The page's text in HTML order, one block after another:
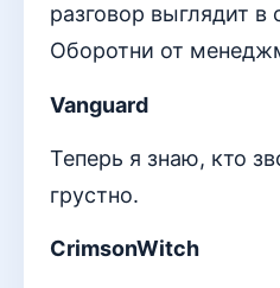
разговор выглядит в
Оборотни от
Vanguard
Теперь я знаю, кто
грустно.
CrimsonWitch